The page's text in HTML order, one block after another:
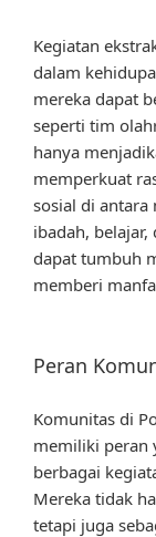
Kegiatan
dalam
mereka dapat
seperti tim
hanya
memperkuat
sosial di antara
ibadah,
dapat tumbuh
memberi
Peran
Komunitas di
memiliki peran
berbagai
Mereka tidak
tetapi juga